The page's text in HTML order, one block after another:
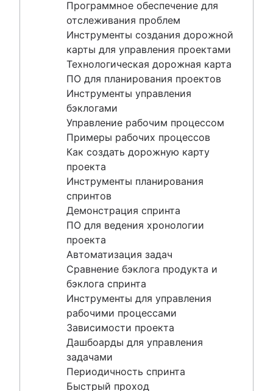
Демонстрация спринта
ПО для ведения хронологии проекта
Автоматизация задач
Сравнение бэклога продукта и бэклога спринта
Инструменты для управления рабочими
процессами
Зависимости проекта
Дашбоарды для управления задачами
Периодичность спринта
Быстрый проход
Оценки сложности по шкале Фибоначчи
Управление продуктами и управление
проектами
Управление сроками
Навыки управления проектами
Управление рабочей нагрузкой
Бесплатное программное обеспечение для
управления проектами
Процесс непрерывного совершенствования
Risk analysis
Project management AI agents
What is a PMO?
Adaptive project management
управление продуктами
Что такое управление продуктом?
Управление потоком ценности
Программное обеспечение для
отслеживания проблем
Инструменты создания дорожной
карты для управления проектами
Технологическая дорожная карта
ПО для планирования проектов
Инструменты управления
бэклогами
Управление рабочим процессом
Примеры рабочих процессов
Как создать дорожную карту
проекта
Инструменты планирования
спринтов
Демонстрация спринта
ПО для ведения хронологии
проекта
Автоматизация задач
Сравнение бэклога продукта и
бэклога спринта
Инструменты для управления
рабочими процессами
Зависимости проекта
Дашбоарды для управления
задачами
Периодичность спринта
Быстрый проход